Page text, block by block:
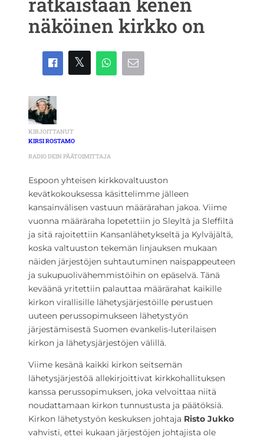
näköinen kirkko on
KIRJOITTANUT
KIRSI ROSTAMO
RADIO DEIN PÄÄTOIMITTAJA
Espoon yhteisen kirkkovaltuuston
kevätkokouksessa käsittelimme jälleen
kansainvälisen vastuun määrärahan jakoa. Viime
vuonna määräraha lopetettiin jo Sleyltä ja Sleffiltä
ja sitä rajoitettiin Kansanlähetykseltä ja Kylväjältä,
koska valtuuston tekemän linjauksen mukaan
näiden järjestöjen suhtautuminen naispappeuteen
ja sukupuolivähemmistöihin on epäselvä. Tänä
keväänä yritettiin palauttaa määrärahat kaikille
kirkon virallisille lähetysjärjestöille perustuen
uuteen perussopimukseen lähetystyön
järjestämisestä Suomen evankelis-luterilaisen
kirkon ja lähetysjärjestöjen välillä.
Viime kesänä kaikki kirkon seitsemän
lähetysjärjestöä allekirjoittivat kirkkohallituksen
kanssa perussopimuksen, joka velvoittaa niitä
noudattamaan kirkon tunnustusta ja päätöksiä.
Kirkon lähetystyön keskuksen johtaja Risto Jukko
vahvisti, ettei kukaan järjestöjen johtajista ole